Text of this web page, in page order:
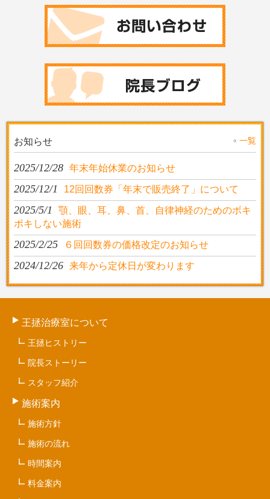
お知らせ 一覧
2025/12/28 年末年始休業のお知らせ
2025/12/1 12回回数券「年末で販売終了」について
2025/5/1
顎、眼、耳、鼻、首、自律神経のためのボキ
ボキしない施術
2025/2/25 ６回回数券の価格改定のお知らせ
2024/12/26 来年から定休日が変わります
王拯治療室について
王拯ヒストリー
院長ストーリー
スタッフ紹介
施術案内
施術方針
施術の流れ
時間案内
料金案内